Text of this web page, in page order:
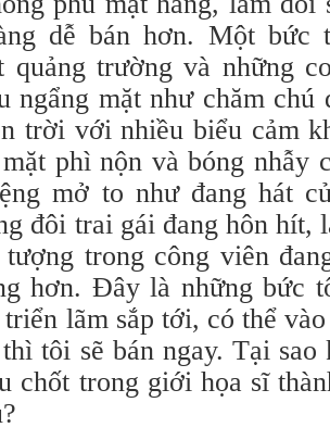
dễ bán hơn. Một bức
quảng trường và những
ngẩng mặt như chăm
trời với nhiều biểu cảm
phì nộn và bóng nhẫy
mở to như đang hát
đôi trai gái đang hôn hít,
trong công viên
hơn. Đây là những bức
lãm sắp tới, có thể
tôi sẽ bán ngay. Tại sao
chốt trong giới họa sĩ